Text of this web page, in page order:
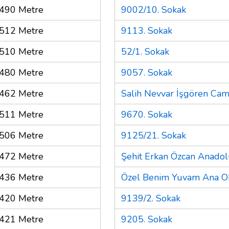
Metre
Metre
Metre
Metre
Metre
Metre
Metre
Metre
Metre
Metre
Metre
9002/10. Sokak
9113. Sokak
52/1. Sokak
9057. Sokak
Salih Nevvar İşgören
9670. Sokak
9125/21. Sokak
Şehit Erkan Özcan
Özel Benim Yuvam Ana
9139/2. Sokak
9205. Sokak